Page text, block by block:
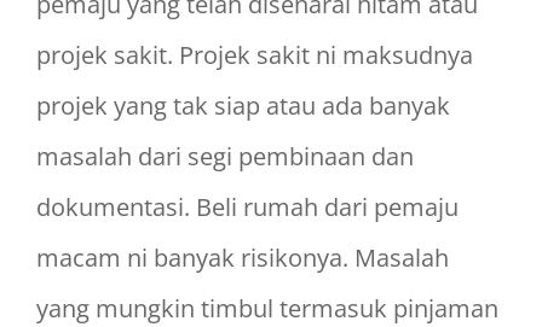
projek sakit. Projek sakit ni maksudnya
projek yang tak siap atau ada banyak
masalah dari segi pembinaan dan
dokumentasi. Beli rumah dari pemaju
macam ni banyak risikonya. Masalah
yang mungkin timbul termasuk pinjaman